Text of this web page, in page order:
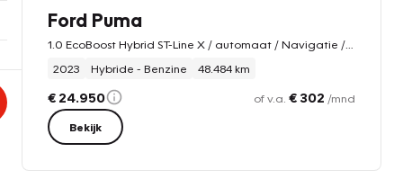
Ford Puma
2023
Hybride - Benzine 48.484 km
€ 24.950 of v.a. € 302 /mnd
Bekijk